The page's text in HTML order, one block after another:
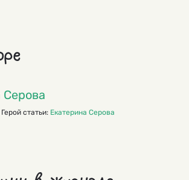
Серова
статьи: Екатерина Серова